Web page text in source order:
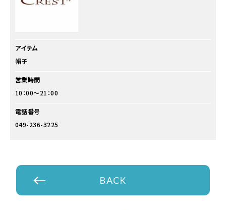
アイテム
帽子
営業時間
10：00～21：00
電話番号
049-236-3225
BACK